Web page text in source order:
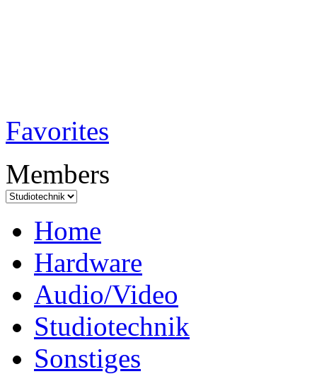
Favorites
Members
Home
Hardware
Audio/Video
Studiotechnik
Sonstiges